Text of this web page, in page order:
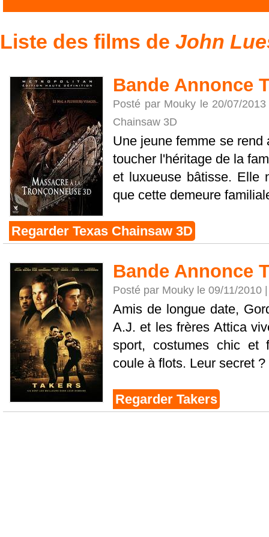
Liste des films de John
Bande Annonce
Posté par Mouky le 20/07/
Chainsaw 3D
Une jeune femme se rend
toucher l'héritage de la
et luxueuse bâtisse. Elle
que cette demeure
Regarder Texas Chainsaw 3D
Bande Annonce
Posté par Mouky le 09/11/2010
Amis de longue date,
A.J. et les frères Attica
sport, costumes chic et
coule à flots. Leur secret
Regarder Takers